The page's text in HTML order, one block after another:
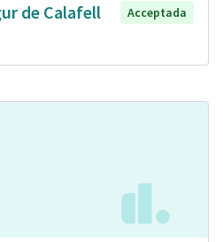
de Calafell
Acceptada